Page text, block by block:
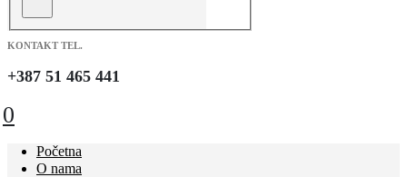
KONTAKT TEL.
+387 51 465 441
0
Početna
O nama